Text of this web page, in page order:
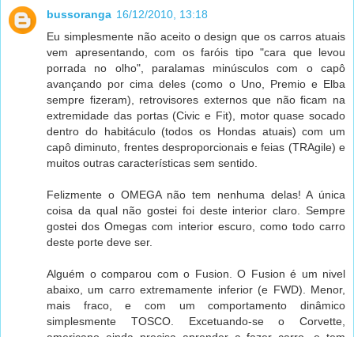
bussoranga 16/12/2010, 13:18
Eu simplesmente não aceito o design que os carros atuais
vem apresentando, com os faróis tipo "cara que levou
porrada no olho", paralamas minúsculos com o capô
avançando por cima deles (como o Uno, Premio e Elba
sempre fizeram), retrovisores externos que não ficam na
extremidade das portas (Civic e Fit), motor quase socado
dentro do habitáculo (todos os Hondas atuais) com um
capô diminuto, frentes desproporcionais e feias (TRAgile) e
muitos outras características sem sentido.
Felizmente o OMEGA não tem nenhuma delas! A única
coisa da qual não gostei foi deste interior claro. Sempre
gostei dos Omegas com interior escuro, como todo carro
deste porte deve ser.
Alguém o comparou com o Fusion. O Fusion é um nivel
abaixo, um carro extremamente inferior (e FWD). Menor,
mais fraco, e com um comportamento dinâmico
simplesmente TOSCO. Excetuando-se o Corvette,